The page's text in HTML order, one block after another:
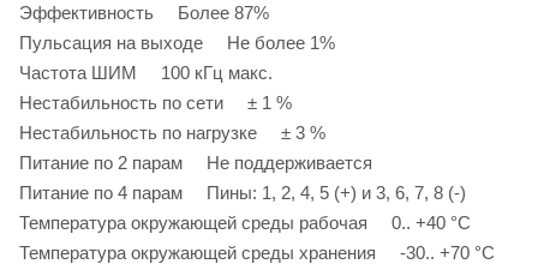
Эффективность Более 87%
Пульсация на выходе Не более 1%
Частота ШИМ 100 кГц макс.
Нестабильность по сети ± 1 %
Нестабильность по нагрузке ± 3 %
Питание по 2 парам Не поддерживается
Питание по 4 парам Пины: 1, 2, 4, 5 (+) и 3, 6, 7, 8 (-)
Температура окружающей среды рабочая 0.. +40 °C
Температура окружающей среды хранения -30.. +70 °C